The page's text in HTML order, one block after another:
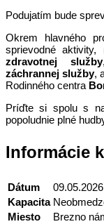
Podujatím bude
Okrem hlavného
sprievodné
zdravotnej služby
záchrannej služby,
Rodinného centra
Príďte si spolu s
popoludnie plné
Informácie
Dátum
Kapacita
Miesto
Brezno